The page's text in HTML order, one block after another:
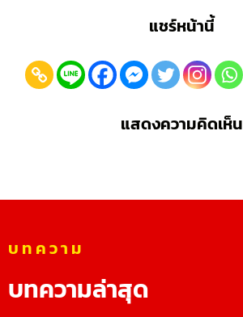
แชร์หน้านี้
แสดงความคิดเห็น
บทความ
บทความล่าสุด